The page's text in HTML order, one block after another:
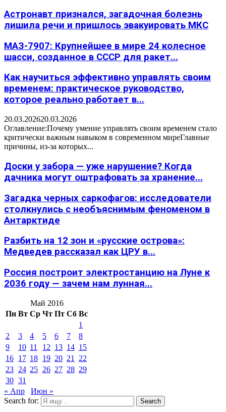
Астронавт признался, загадочная болезнь
лишила речи и пришлось эвакуировать МКС
МАЗ-7907: Крупнейшее в мире 24 колесное
шасси, созданное в СССР для ракет...
Как научиться эффективно управлять своим
временем: практическое руководство,
которое реально работает в...
20.03.202620.03.2026
Оглавление:Почему умение управлять своим временем стало
критически важным навыком в современном миреГлавные
причины, из-за которых...
Доски у забора — уже нарушение? Когда
дачника могут оштрафовать за хранение...
Загадка черных саркофагов: исследователи
столкнулись с необъяснимым феноменом в
Антарктиде
Разбить на 12 зон и «русские острова»:
Медведев рассказал как ЦРУ в...
Россия построит электростанцию на Луне к
2036 году — зачем нам лунная...
Май 2016
Пн Вт Ср Чт Пт Сб Вс
1
2
3 4 5 6 7
8
9
10 11 12 13 14 15
16 17 18 19 20 21
22
23 24 25 26 27 28 29
30 31
« Апр
Июн »
Search for:
Search